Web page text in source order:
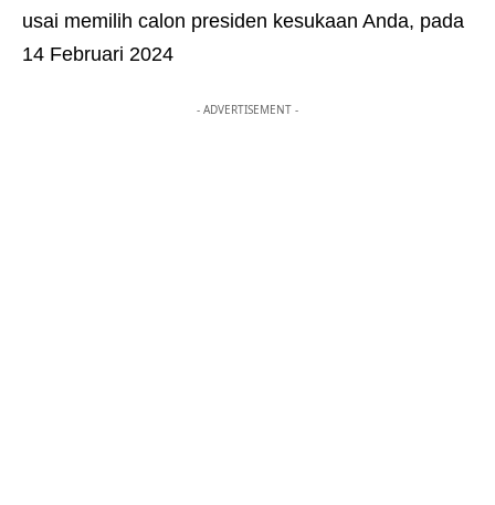
usai memilih calon presiden kesukaan Anda, pada
14 Februari 2024
- ADVERTISEMENT -